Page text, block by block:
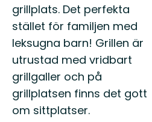
grillplats. Det perfekta
stället för familjen med
leksugna barn! Grillen är
utrustad med vridbart
grillgaller och på
grillplatsen finns det gott
om sittplatser.